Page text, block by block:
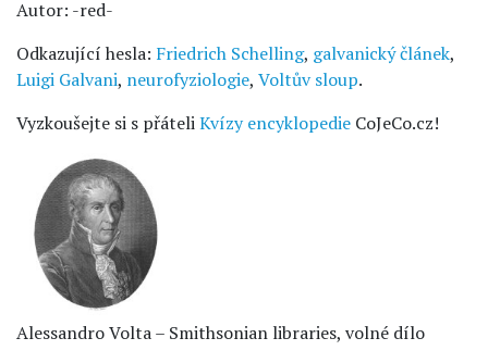
Autor: -red-
Odkazující hesla: Friedrich Schelling, galvanický článek,
Luigi Galvani, neurofyziologie, Voltův sloup.
Vyzkoušejte si s přáteliKvízy encyklopedie CoJeCo.cz!
Alessandro Volta – Smithsonian libraries, volné dílo